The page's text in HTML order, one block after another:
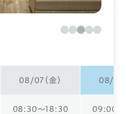
08/07（金） 08/08
08:30～18:30 09:00